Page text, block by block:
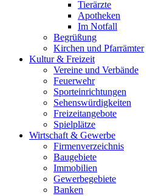
Tierärzte
Apotheken
Im Notfall
Begrüßung
Kirchen und Pfarrämter
Kultur & Freizeit
Vereine und Verbände
Feuerwehr
Sporteinrichtungen
Sehenswürdigkeiten
Freizeitangebote
Spielplätze
Wirtschaft & Gewerbe
Firmenverzeichnis
Baugebiete
Immobilien
Gewerbegebiete
Banken